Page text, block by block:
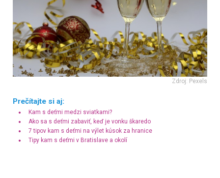
Zdroj: Pexels
Prečítajte si aj:
Kam s deťmi medzi sviatkami?
Ako sa s deťmi zabaviť, keď je vonku škaredo
7 tipov kam s deťmi na výlet kúsok za hranice
Tipy kam s deťmi v Bratislave a okolí